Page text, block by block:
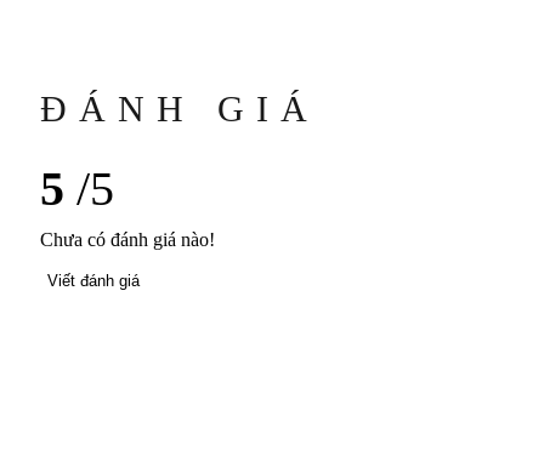
ĐÁNH GIÁ
5 /5
Chưa có đánh giá nào!
Viết đánh giá